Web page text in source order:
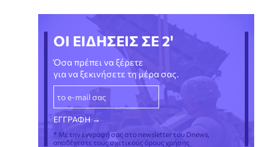
ΟΙ ΕΙΔΗΣΕΙΣ ΣΕ 2'
Όσα πρέπει να ξέρετε
για να ξεκινήσετε τη μέρα σας.
* Με την εγγραφή σας στο newsletter του Dnews,
αποδέχεστε τους σχετικούς όρους χρήσης